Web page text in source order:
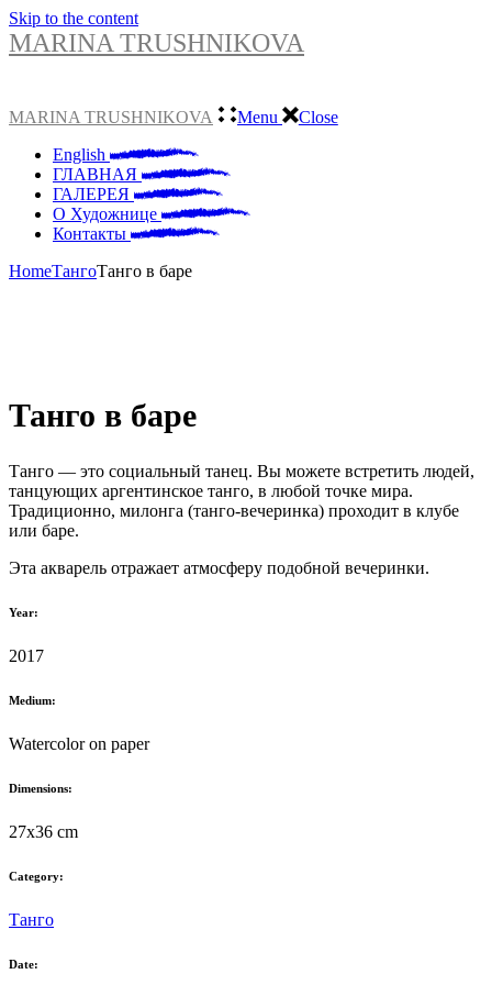
Skip to the content
MARINA TRUSHNIKOVA
MARINA TRUSHNIKOVA Menu
Close
English
ГЛАВНАЯ
ГАЛЕРЕЯ
О Художнице
Контакты
HomeТангоТанго в баре
Танго в баре
Танго — это социальный танец. Вы можете встретить людей,
танцующих аргентинское танго, в любой точке мира.
Традиционно, милонга (танго-вечеринка) проходит в клубе
или баре.
Эта акварель отражает атмосферу подобной вечеринки.
Year:
2017
Medium:
Watercolor on paper
Dimensions:
27x36 cm
Category:
Танго
Date: